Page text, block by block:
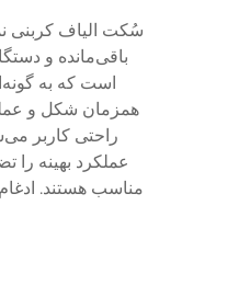
سُکت الیاف کربنی
باقی‌مانده و
است که به
همزمان شکل و
راحتی کاربر
عملکرد بهینه را
مناسب هستند.